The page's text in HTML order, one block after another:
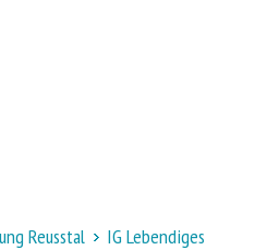
Reusstal
IG Lebendiges